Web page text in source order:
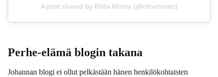
A post shared by Riitta Monto (@riittamonto)
Perhe-elämä blogin takana
Johannan blogi ei ollut pelkästään hänen henkilökohtaisten